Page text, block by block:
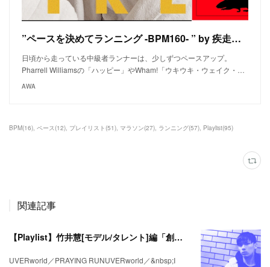
”ペースを決めてランニング -BPM160- ” by 疾走プレイリスト on AWA
日頃から走っている中級者ランナーは、少しずつペースアップ。
Pharrell Williamsの「ハッピー」やWham!「ウキウキ・ウェイク・…
AWA
BPM(16) ペース(12) プレイリスト(51) マラソン(27) ランニング(57) Playlist(95)
関連記事
【Playlist】竹井慧[モデル/タレント]編「創る」＃私の疾走プレイリスト＃44
UVERworld／PRAYING RUNUVERworld／&nbsp;I